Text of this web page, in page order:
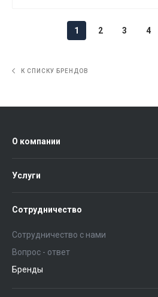
1 2 3 4
К СПИСКУ БРЕНДОВ
О компании
Услуги
Сотрудничество
Сотрудничество с нами
Вопрос - ответ
Бренды